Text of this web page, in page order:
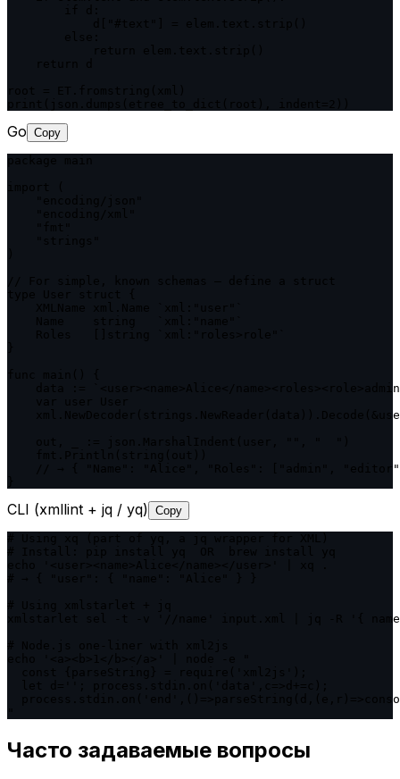
Go Copy
data := `<user><name>Alice</
// → { "Name": "Alice", "Roles": ["admin",
CLI (xmllint + jq / yq) Copy
xmlstarlet sel -t -v '//name' input.xml | jq -R '{
Часто задаваемые вопросы